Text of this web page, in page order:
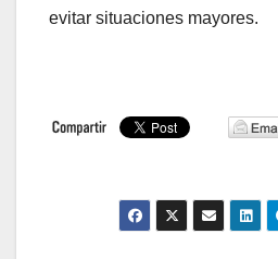
evitar situaciones mayores.